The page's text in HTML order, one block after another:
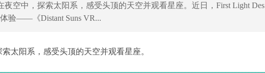
夜空中，探索太阳系，感受头顶的天空并观看星座。近日，First Light Des
验——《Distant Suns VR...
太阳系，感受头顶的天空并观看星座。